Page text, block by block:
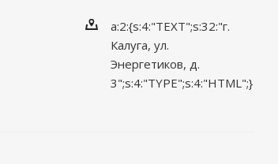
a:2:{s:4:"TEXT";s:32:"г.
Калуга, ул.
Энергетиков, д.
3";s:4:"TYPE";s:4:"HTML";}